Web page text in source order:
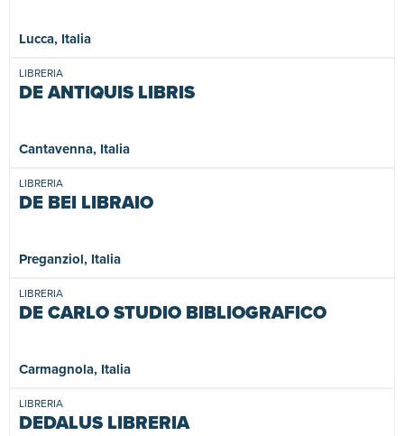
Lucca, Italia
DE ANTIQUIS LIBRIS
LIBRERIA
Cantavenna, Italia
DE BEI LIBRAIO
LIBRERIA
Preganziol, Italia
DE CARLO STUDIO BIBLIOGRAFICO
LIBRERIA
Carmagnola, Italia
DEDALUS LIBRERIA
LIBRERIA